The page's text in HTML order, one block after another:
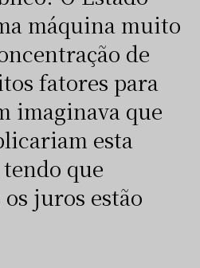
máquina muito
de
fatores para
imaginava que
esta
que
juros estão